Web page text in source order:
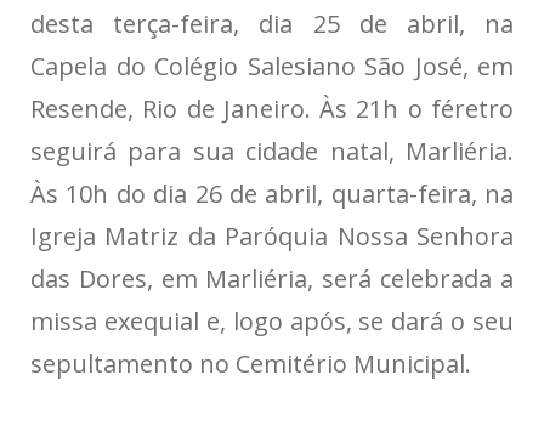
desta terça-feira, dia 25 de abril, na
Capela do Colégio Salesiano São José, em
Resende, Rio de Janeiro. Às 21h o féretro
seguirá para sua cidade natal, Marliéria.
Às 10h do dia 26 de abril, quarta-feira, na
Igreja Matriz da Paróquia Nossa Senhora
das Dores, em Marliéria, será celebrada a
missa exequial e, logo após, se dará o seu
sepultamento no Cemitério Municipal.